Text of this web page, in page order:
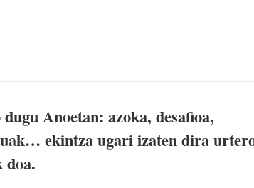
Anoetan: azoka, desafioa,
ekintza ugari izaten dira
doa.